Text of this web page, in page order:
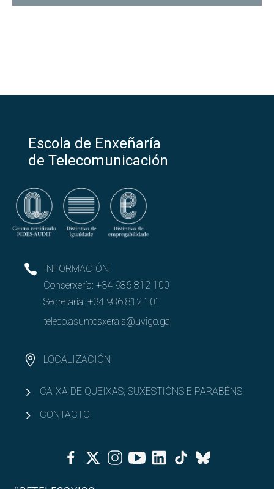
Escola de Enxeñaría
de Telecomunicación
INFORMACIÓN
Conserxería: +34 986 812 100
Secretaría: +34 986 812 101
teleco.asuntosxerais@uvigo.gal
LOCALIZACIÓN
CAIXA DE QUEIXAS, SUXESTIÓNS E PARABÉNS
CONTACTO
FacebookTwitterInstagramYoutubeLinkedinTiktok
Bluesky